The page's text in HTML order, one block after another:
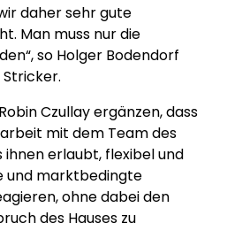
daher sehr gute
Man muss nur die
so Holger Bodendorf
Czullay ergänzen, dass
mit dem Team des
ihnen erlaubt, flexibel und
und marktbedingte
ohne dabei den
des Hauses zu